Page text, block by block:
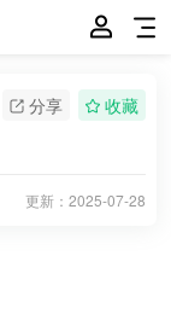
分享 收藏
更新： 2025-07-28